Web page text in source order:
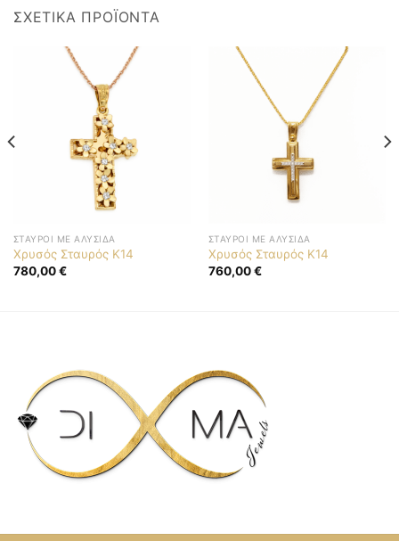
ΣΧΕΤΙΚΆ ΠΡΟΪΌΝΤΑ
ΣΤΑΥΡΟΊ ΜΕ ΑΛΥΣΊΔΑ
Χρυσός Σταυρός K14
780,00€
ΣΤΑΥΡΟΊ ΜΕ ΑΛΥΣΊΔΑ
Χρυσός Σταυρός K14
760,00€